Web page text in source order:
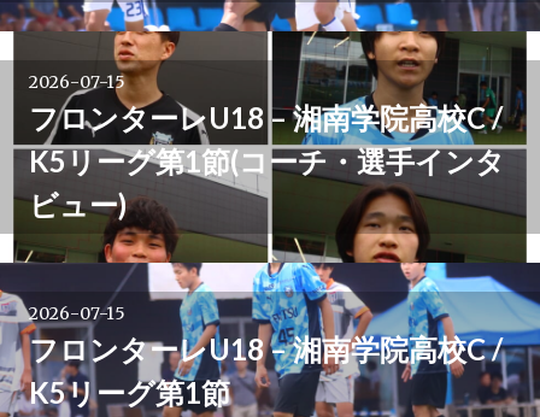
2026-07-15
フロンターレU18 – 湘南学院高校C /
K5リーグ第1節(コーチ・選手インタ
ビュー)
2026-07-15
フロンターレU18 – 湘南学院高校C /
K5リーグ第1節
シ
ョ
ン